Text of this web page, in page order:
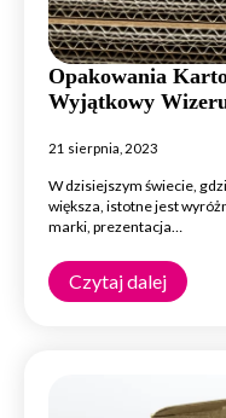
Opakowania
Wyjątkowy
21 sierpnia, 2023
W dzisiejszym świecie,
większa, istotne jest
marki, prezentacja…
Czytaj dalej